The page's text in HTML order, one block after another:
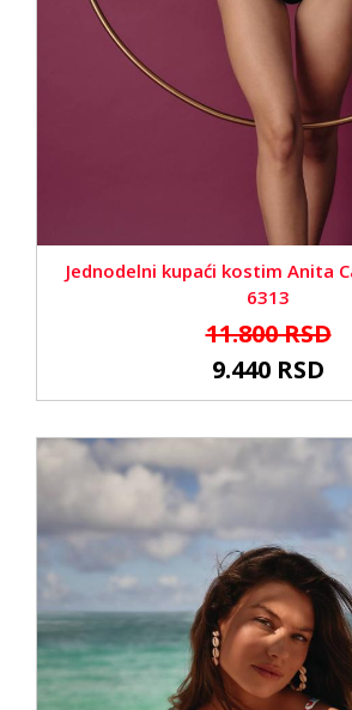
Jednodelni kupaći kostim Anita
6313
11.800 RSD
9.440 RSD